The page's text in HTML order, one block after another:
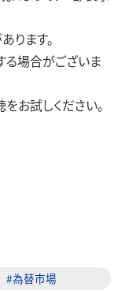
ります。
場合がございま
お試しください。
#為替市場